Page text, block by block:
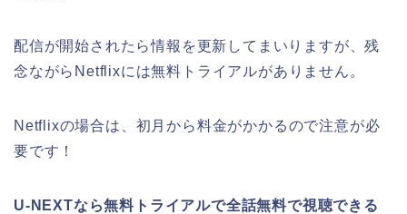
配信が開始されたら情報を更新してまいりますが、残
念ながらNetflixには無料トライアルがありません。
Netflixの場合は、初月から料金がかかるので注意が必
要です！
U-NEXTなら無料トライアルで全話無料で視聴できる